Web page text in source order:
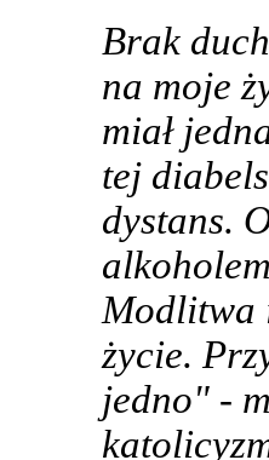
Brak
na moje
miał
tej
dystans.
Modlitwa
życie.
jedno" -